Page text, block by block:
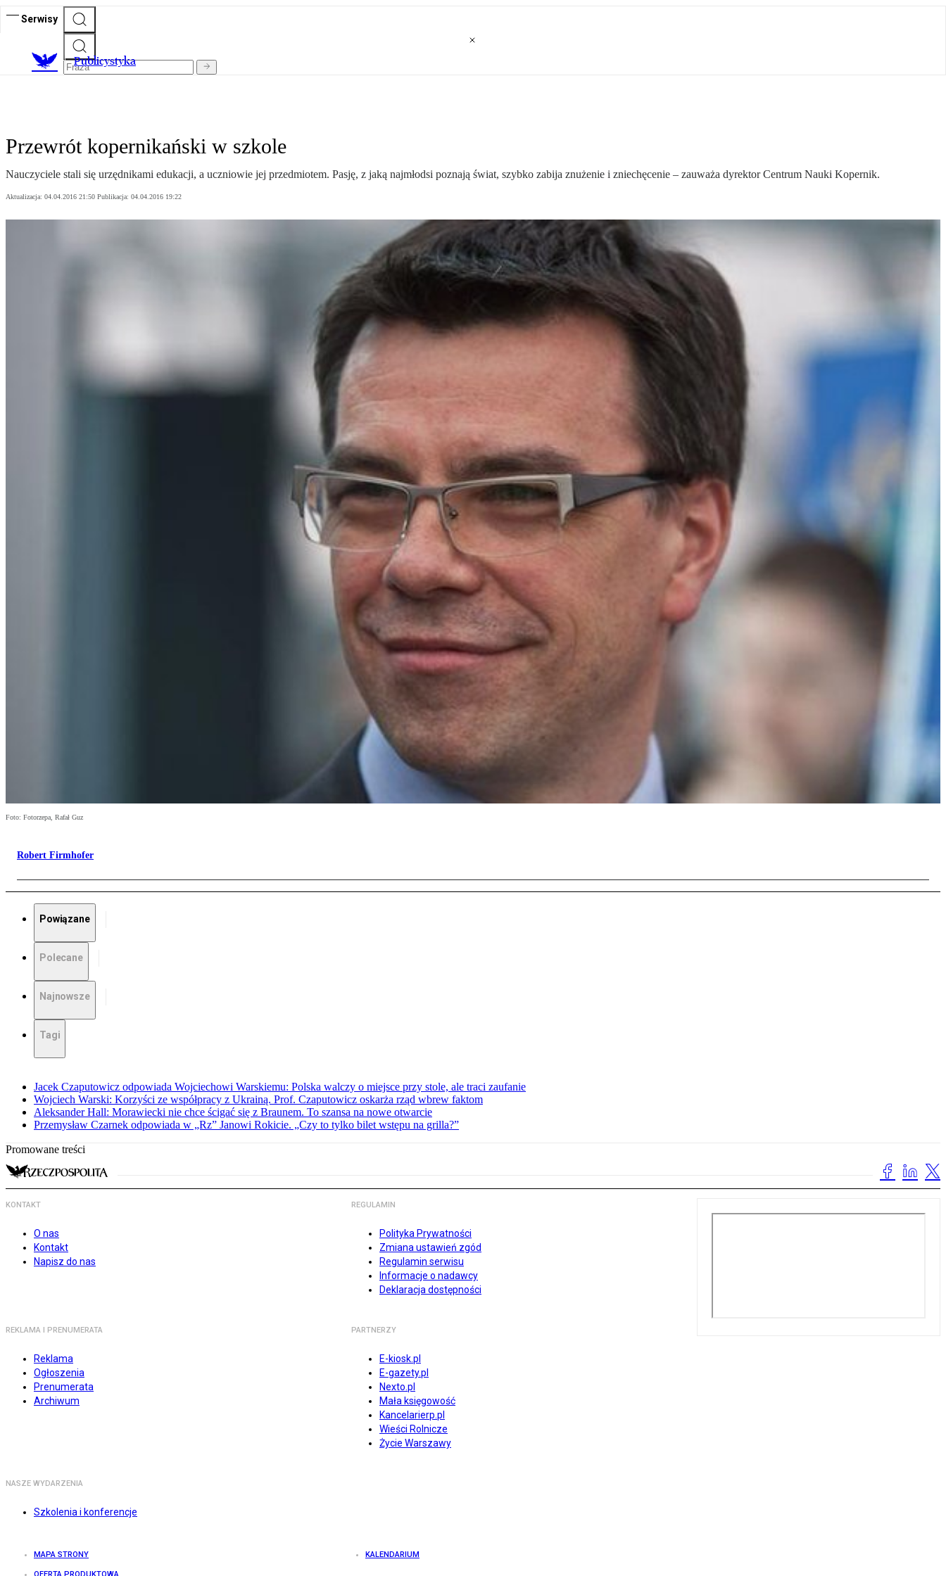
Serwisy
Publicystyka
Przewrót kopernikański w szkole
Nauczyciele stali się urzędnikami edukacji, a uczniowie jej przedmiotem. Pasję, z jaką najmłodsi poznają świat, szybko zabija znużenie i zniechęcenie – zauważa dyrektor Centrum Nauki Kopernik.
Aktualizacja: 04.04.2016 21:50 Publikacja: 04.04.2016 19:22
Foto: Fotorzepa, Rafał Guz
Robert Firmhofer
Powiązane
Polecane
Najnowsze
Tagi
Jacek Czaputowicz odpowiada Wojciechowi Warskiemu: Polska walczy o miejsce przy stole, ale traci zaufanie
Wojciech Warski: Korzyści ze współpracy z Ukrainą. Prof. Czaputowicz oskarża rząd wbrew faktom
Aleksander Hall: Morawiecki nie chce ścigać się z Braunem. To szansa na nowe otwarcie
Przemysław Czarnek odpowiada w „Rz” Janowi Rokicie. „Czy to tylko bilet wstępu na grilla?”
Promowane treści
KONTAKT
O nas
Kontakt
Napisz do nas
REGULAMIN
Polityka Prywatności
Zmiana ustawień zgód
Regulamin serwisu
Informacje o nadawcy
Deklaracja dostępności
REKLAMA I PRENUMERATA
Reklama
Ogłoszenia
Prenumerata
Archiwum
PARTNERZY
E-kiosk.pl
E-gazety.pl
Nexto.pl
Mała księgowość
Kancelarierp.pl
Wieści Rolnicze
Życie Warszawy
NASZE WYDARZENIA
Szkolenia i konferencje
MAPA STRONY KALENDARIUM